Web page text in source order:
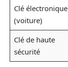
Clé électronique
(voiture)
Clé de haute
sécurité